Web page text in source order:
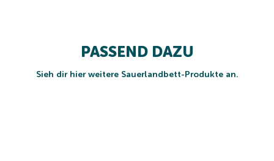
PASSEND DAZU
Sieh dir hier weitere Sauerlandbett-Produkte an.